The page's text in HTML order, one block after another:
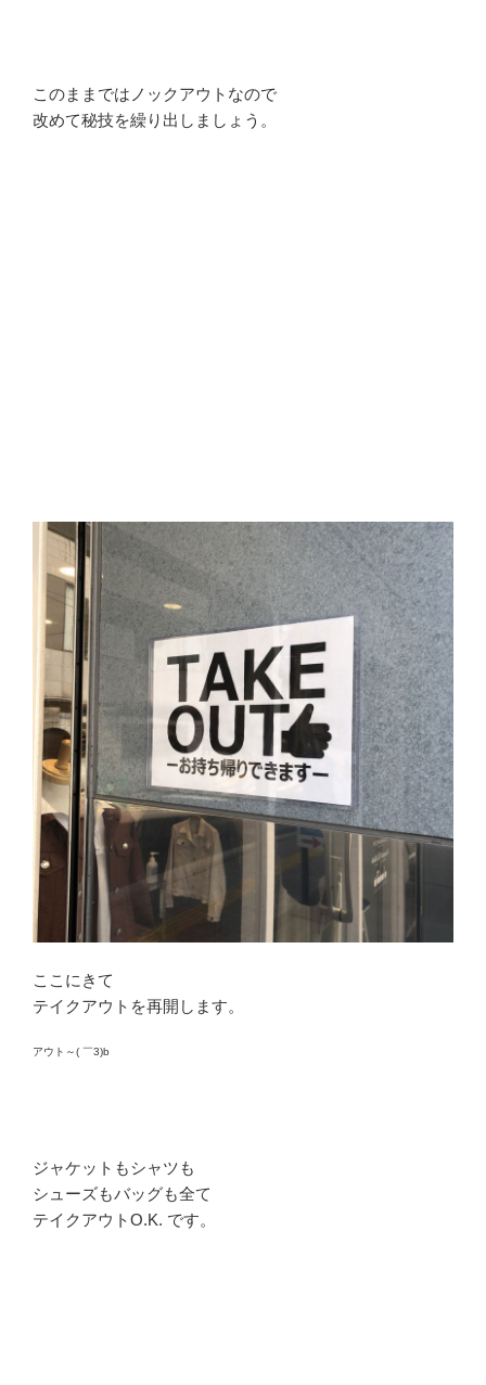
このままではノックアウトなので
改めて秘技を繰り出しましょう。
ここにきて
テイクアウトを再開します。
アウト～( ￣3)b
ジャケットもシャツも
シューズもバッグも全て
テイクアウトO.K. です。